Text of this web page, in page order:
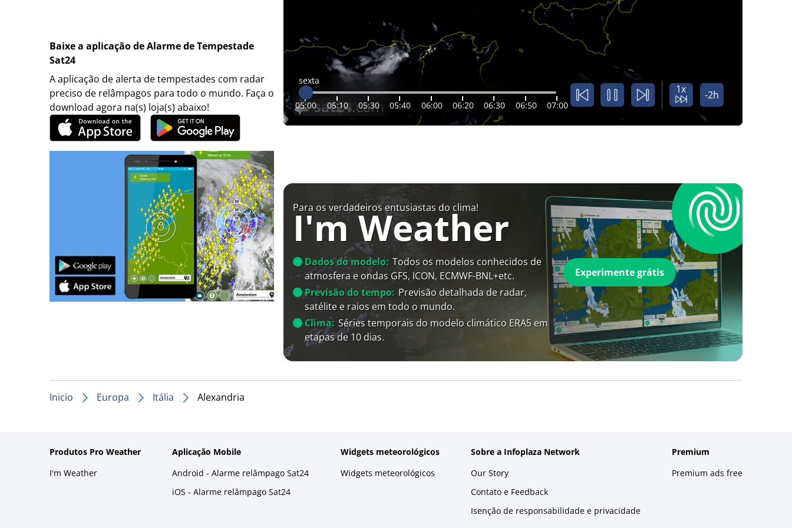
Baixe a aplicação de Alarme de Tempestade
Sat24
A aplicação de alerta de tempestades com radar
preciso de relâmpagos para todo o mundo. Faça o
download agora na(s) loja(s) abaixo!
sexta
05:00 05:10 05:30 05:40 06:00 06:20 06:30 06:50 07:00
1x -2h
Para os verdadeiros entusiastas do clima!
I'm Weather
Dados do modelo: Todos os modelos conhecidos de
atmosfera e ondas GFS, ICON, ECMWF-BNL+etc.
Previsão do tempo: Previsão detalhada de radar,
satélite e raios em todo o mundo.
Clima: Séries temporais do modelo climático ERA5 em
etapas de 10 dias.
Experimente grátis
Inicio Europa Itália Alexandria
Produtos Pro Weather
I'm Weather
Aplicação Mobile
Android - Alarme relâmpago Sat24
iOS - Alarme relâmpago Sat24
Widgets meteorológicos
Widgets meteorológicos
Sobre a Infoplaza Network
Our Story
Contato e Feedback
Isenção de responsabilidade e privacidade
Premium
Premium ads free